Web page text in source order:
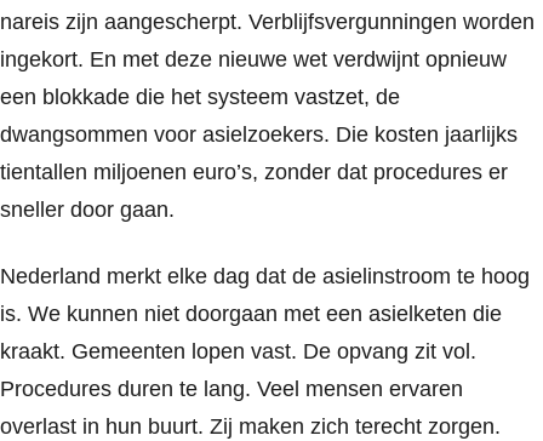
nareis zijn aangescherpt. Verblijfsvergunningen worden
ingekort. En met deze nieuwe wet verdwijnt opnieuw
een blokkade die het systeem vastzet, de
dwangsommen voor asielzoekers. Die kosten jaarlijks
tientallen miljoenen euro’s, zonder dat procedures er
sneller door gaan.
Nederland merkt elke dag dat de asielinstroom te hoog
is. We kunnen niet doorgaan met een asielketen die
kraakt. Gemeenten lopen vast. De opvang zit vol.
Procedures duren te lang. Veel mensen ervaren
overlast in hun buurt. Zij maken zich terecht zorgen.